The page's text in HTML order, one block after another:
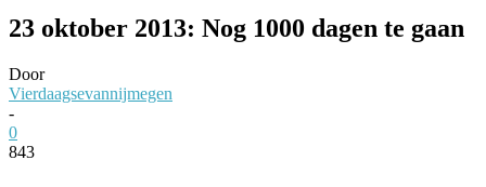
23 oktober 2013: Nog 1000 dagen te gaan
Door
Vierdaagsevannijmegen
-
0
843